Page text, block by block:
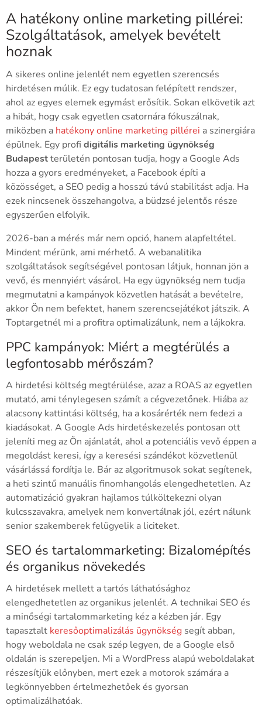
A hatékony online marketing pillérei:
Szolgáltatások, amelyek bevételt
hoznak
A sikeres online jelenlét nem egyetlen szerencsés
hirdetésen múlik. Ez egy tudatosan felépített rendszer,
ahol az egyes elemek egymást erősítik. Sokan elkövetik azt
a hibát, hogy csak egyetlen csatornára fókuszálnak,
miközben a hatékony online marketing pillérei a szinergiára
épülnek. Egy profi digitális marketing ügynökség
Budapestterületén pontosan tudja, hogy a Google Ads
hozza a gyors eredményeket, a Facebook építi a
közösséget, a SEO pedig a hosszú távú stabilitást adja. Ha
ezek nincsenek összehangolva, a büdzsé jelentős része
egyszerűen elfolyik.
2026-ban a mérés már nem opció, hanem alapfeltétel.
Mindent mérünk, ami mérhető. A webanalitika
szolgáltatások segítségével pontosan látjuk, honnan jön a
vevő, és mennyiért vásárol. Ha egy ügynökség nem tudja
megmutatni a kampányok közvetlen hatását a bevételre,
akkor Ön nem befektet, hanem szerencsejátékot játszik. A
Toptargetnél mi a profitra optimalizálunk, nem a lájkokra.
PPC kampányok: Miért a megtérülés a
legfontosabb mérőszám?
A hirdetési költség megtérülése, azaz a ROAS az egyetlen
mutató, ami ténylegesen számít a cégvezetőnek. Hiába az
alacsony kattintási költség, ha a kosárérték nem fedezi a
kiadásokat. A Google Ads hirdetéskezelés pontosan ott
jeleníti meg az Ön ajánlatát, ahol a potenciális vevő éppen a
megoldást keresi, így a keresési szándékot közvetlenül
vásárlássá fordítja le. Bár az algoritmusok sokat segítenek,
a heti szintű manuális finomhangolás elengedhetetlen. Az
automatizáció gyakran hajlamos túlköltekezni olyan
kulcsszavakra, amelyek nem konvertálnak jól, ezért nálunk
senior szakemberek felügyelik a liciteket.
SEO és tartalommarketing: Bizalomépítés
és organikus növekedés
A hirdetések mellett a tartós láthatósághoz
elengedhetetlen az organikus jelenlét. A technikai SEO és
a minőségi tartalommarketing kéz a kézben jár. Egy
tapasztalt keresőoptimalizálás ügynökség segít abban,
hogy weboldala ne csak szép legyen, de a Google első
oldalán is szerepeljen. Mi a WordPress alapú weboldalakat
részesítjük előnyben, mert ezek a motorok számára a
legkönnyebben értelmezhetőek és gyorsan
optimalizálhatóak.